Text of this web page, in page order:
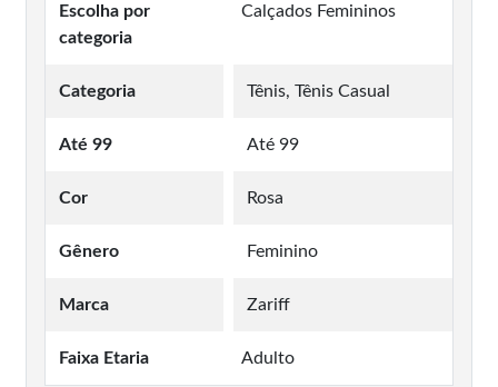
Escolha por
categoria
Calçados Femininos
Categoria Tênis, Tênis Casual
Até 99 Até 99
Cor Rosa
Gênero Feminino
Marca Zariff
Faixa Etaria Adulto